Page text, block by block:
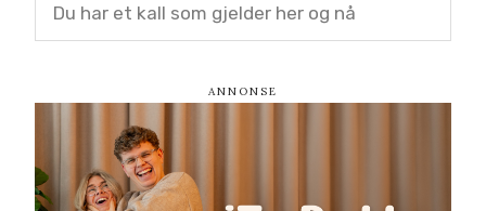
Du har et kall som gjelder her og nå